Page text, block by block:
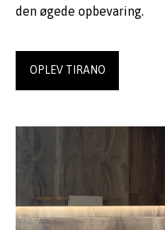
den øgede opbevaring.
OPLEV TIRANO